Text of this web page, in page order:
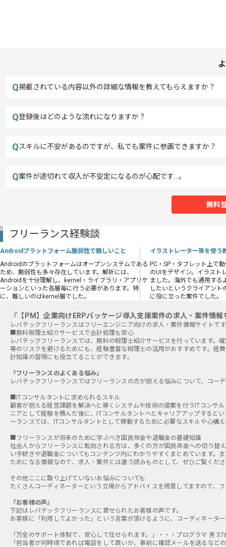
Q掲載されている内容以外の詳細な情報を教えてもらえますか？
Q登録後はどのような流れになりますか？
Qスキルに不安があるのですが、私でも案件に参画できますか？
Q案件が途切れて収入が不安定になるのが心配です…。
無料
フリーランス経験談
Androidプラットフォーム脆弱性で難しいこと
Androidのプラットフォームはオープンシステムである
ため、脆弱性も多々存在しています。解析には、
Androidを十分理解し、kernel・ライブラリ・アプリケ
ーションといった各層毎に行う必要があります。特
に、難しいのはkernel層でした。
イラストレーター等を使う
PC・SP・タブレット上で
のUIをデザイン。イラスト
ました。海外でも通用する
したいというクライアン
に役に立った案件でした。
『【PM】企業向けERPパッケージ導入支援案件の求人・案件情
■無料税理士紹介サービスで会計処理も安心
レバテックフリーランスでは、無料の税理士紹介サービスを行っています
等のリスクを避けるためにも、経験豊富な税理士の活用がおすすめです。経
計知識の習得にも役立てることができます。
『フリーランスのよくある悩み』
レバテックフリーランスではフリーランスの方が抱える悩みについて、コー
■ITコンサルタントに求められるスキル
顧客が抱える経営課題を解決へと導くシステムや技術の提案を行うITコンサ
ニアとして経験を積んだ後に、ITコンサルタントへとキャリアアップすると
ーランスでは、ITコンサルタントとして稼動するために必要なスキルや心構
■フリーランスが将来のために学ぶべき国民年金や退職金の基礎知識
社会人からフリーランスに転向される方は、多くの方が国民年金への切り替
い手続きや退職金についてもコンテンツ内にわかりやすくまとめています。
ためになる情報なので、求人・案件とは違う読みものとして、ぜひご覧くだ
その他ここに取り上げていないお悩みについても
たくさんコーディネーターという立場からアドバイスを用意してますので、
『お客様の声』
下記はレバテックフリーランスに寄せられたお客様の声です。
お客様に「利用してよかった」という言葉が頂けるように、コーディネータ
「万全のサポート体制で、安心して任せられます。」・・・プログラマ 男 37
「担当者が何時頃であれば電話をして良いか、事前に確認メールを送るな